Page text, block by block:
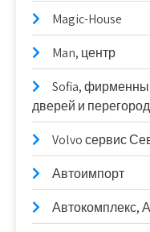
Magic-House
Man, центр
Sofia,
дверей и
Volvo сервис
Автоимпорт
Автокомплекс,